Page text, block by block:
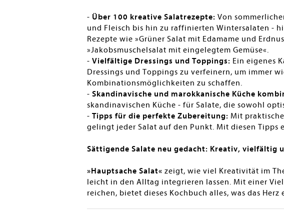
- Über 100 kreative Salatrezepte: Von
und Fleisch bis hin zu raffinierten Wintersalaten -
Rezepte wie »Grüner Salat mit Edamame und
»Jakobsmuschelsalat mit eingelegtem Gemüse«.
- Vielfältige Dressings und Toppings: Ein eigenes
Dressings und Toppings zu verfeinern, um immer
Kombinationsmöglichkeiten zu schaffen.
- Skandinavische und marokkanische Küche
skandinavischen Küche - für Salate, die sowohl
- Tipps für die perfekte Zubereitung: Mit
gelingt jeder Salat auf den Punkt. Mit diesen
Sättigende Salate neu gedacht: Kreativ, vielfältig
»Hauptsache Salat« zeigt, wie viel Kreativität im
leicht in den Alltag integrieren lassen. Mit einer
reichen, bietet dieses Kochbuch alles, was das